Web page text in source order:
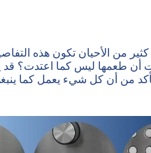
من الأحيان تكون هذه
طعمها ليس كما اعتدت؟ قد
من أن كل شيء يعمل كما